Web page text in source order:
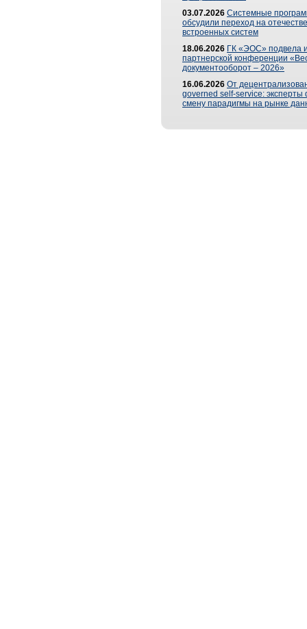
03.07.2026 Системные
обсудили переход на
встроенных систем
18.06.2026 ГК «ЭОС» подвела
партнерской конференции
документооборот – 2026»
16.06.2026 От
governed self-service: эксперты
смену парадигмы на рынке